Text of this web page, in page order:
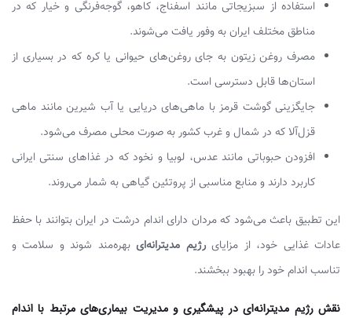
استفاده از سبزیجاتی مانند اسفناج، کاهو، گوجه‌فرنگی و خیار که در
مناطق مختلف ایران به وفور یافت می‌شوند.
مصرف روغن زیتون به جای روغن‌های حیوانی یا کره که در بسیاری از
استان‌ها قابل دسترسی است.
جایگزینی گوشت قرمز با ماهی‌های دریایی یا آب شیرین مانند ماهی
قزل‌آلا که در شمال و غرب کشور به صورت محلی مصرف می‌شود.
افزودن حبوباتی مانند عدس، لوبیا و نخود که در غذاهای سنتی ایرانی
کاربرد دارند و منابع مناسبی از پروتئین گیاهی به شمار می‌روند.
این تطبیق باعث می‌شود که مردان دارای اندام درشت در ایران بتوانند با حفظ
عادات غذایی خود، از مزایایرژیم مدیترانه‌ایبهره‌مند شوند و سلامت و
تناسب اندام خود را بهبود ببخشند.
نقش رژیم مدیترانه‌ای در پیشگیری و مدیریت بیماری‌های مرتبط با اندام